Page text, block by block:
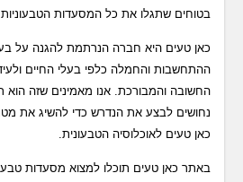
בטוחים שתגלו את כל המסעדות הטבעוניות
כאן טעים היא חברה הנרתמת להגנה על
ההתחשבות והחמלה כלפי בעלי החיים
החשובה והמבורכת. אנו מאמינים שזה הוא
נחושים לבצע את הנדרש כדי להשיג את
כאן טעים לאוכלוסיה הטבעונית.
באתר כאן טעים תוכלו למצוא מסעדות